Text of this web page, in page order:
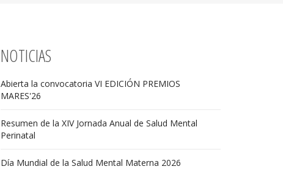
NOTICIAS
Abierta la convocatoria VI EDICIÓN PREMIOS
MARES'26
Resumen de la XIV Jornada Anual de Salud Mental
Perinatal
Día Mundial de la Salud Mental Materna 2026